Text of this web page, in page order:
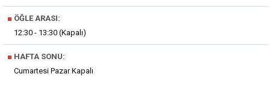
■ ÖĞLE ARASI:
12:30 - 13:30 (Kapalı)
■ HAFTA SONU:
Cumartesi Pazar Kapalı